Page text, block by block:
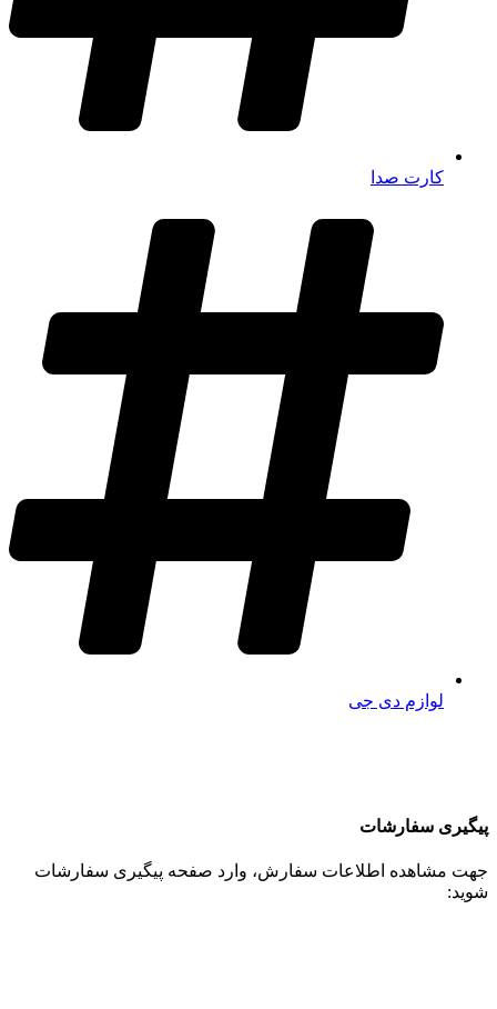
کارت صدا
لوازم دی جی
پیگیری سفارشات
جهت مشاهده اطلاعات سفارش، وارد صفحه پیگیری سفارشات
شوید: